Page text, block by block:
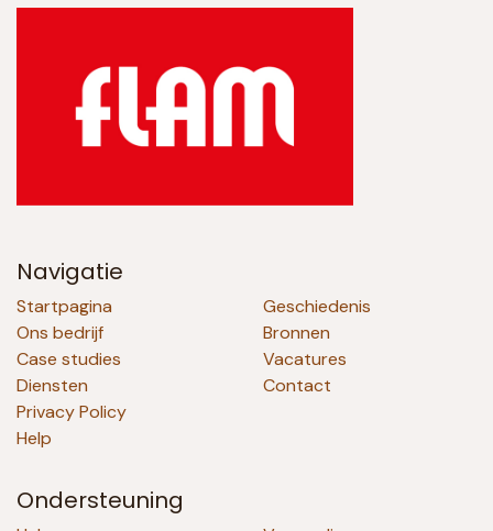
Navigatie
Startpagina
Ons bedrijf
Case studies
Diensten
Privacy Policy
Help
Geschiedenis
Bronnen
Vacatures
Contact
Ondersteuning